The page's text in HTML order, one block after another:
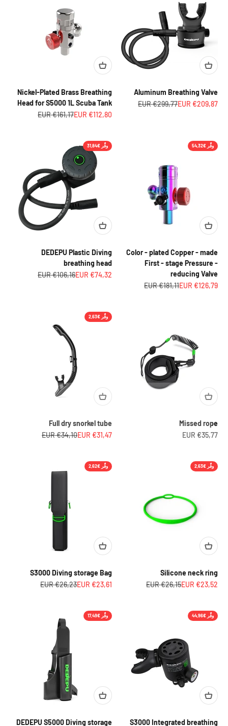
Aluminum Breathing Valve
السعر بعد الخصم
€209,87 EUR السعر قبل الخصم
€299,77 EUR
Nickel-Plated Brass Breathing
Head for S5000 1L Scuba Tank
السعر بعد الخصم
€112,80 EUR السعر قبل الخصم
€161,17 EUR
وفِّر €54,32
Color - plated Copper - made
First - stage Pressure -
reducing Valve
السعر بعد الخصم
€126,79 EUR السعر قبل الخصم
€181,11 EUR
وفِّر €31,84
DEDEPU Plastic Diving
breathing head
السعر بعد الخصم
€74,32 EUR السعر قبل الخصم
€106,16 EUR
Missed rope
السعر بعد الخصم
€35,77 EUR
وفِّر €2,63
Full dry snorkel tube
السعر بعد الخصم
€31,47 EUR السعر قبل الخصم
€34,10 EUR
وفِّر €2,63
Silicone neck ring
السعر بعد الخصم
€23,52 EUR السعر قبل الخصم
€26,15 EUR
وفِّر €2,62
S3000 Diving storage Bag
السعر بعد الخصم
€23,61 EUR السعر قبل الخصم
€26,23 EUR
وفِّر €44,96
S3000 Integrated breathing
وفِّر €17,49
DEDEPU S5000 Diving storage